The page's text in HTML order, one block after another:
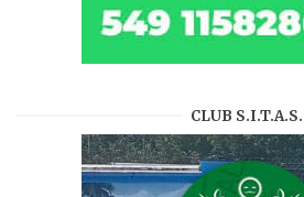
CLUB S.I.T.A.S.